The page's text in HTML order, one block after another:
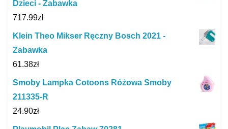
Dzieci - Zabawka
717.99zł
Klein Theo Mikser Ręczny Bosch 2021 -
Zabawka
61.38zł
Smoby Lampka Cotoons Różowa Smoby
211335-R
24.90zł